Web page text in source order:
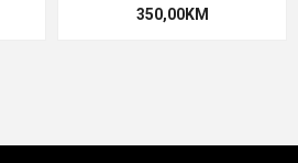
350,00KM